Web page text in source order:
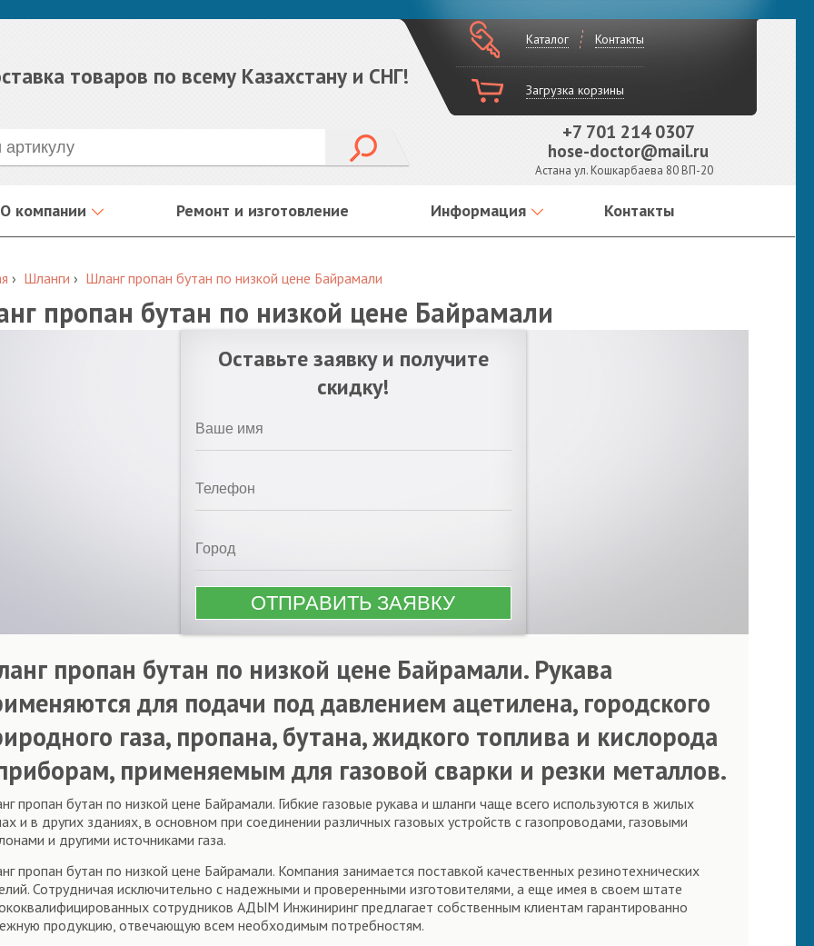
товаров по всему Казахстану и СНГ!
Каталог Контакты
Загрузка корзины
+7 701 214 0307
hose-doctor@mail.ru
Астана ул. Кошкарбаева 80 ВП-20
О компании Ремонт и изготовление Информация Контакты
› Шланги › Шланг пропан бутан по низкой цене Байрамали
пропан бутан по низкой цене Байрамали
Оставьте заявку и получите
скидку!
пропан бутан по низкой цене Байрамали. Рукава
для подачи под давлением ацетилена, городского
газа, пропана, бутана, жидкого топлива и кислорода
применяемым для газовой сварки и резки металлов.
пропан бутан по низкой цене Байрамали. Гибкие газовые рукава и шланги чаще всего используются в жилых
и в других зданиях, в основном при соединении различных газовых устройств с газопроводами, газовыми
и другими источниками газа.
пропан бутан по низкой цене Байрамали. Компания занимается поставкой качественных резинотехнических
Сотрудничая исключительно с надежными и проверенными изготовителями, а еще имея в своем штате
сотрудников АДЫМ Инжиниринг предлагает собственным клиентам гарантированно
продукцию, отвечающую всем необходимым потребностям.